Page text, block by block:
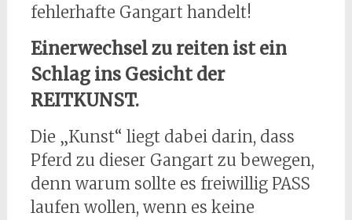
fehlerhafte Gangart handelt!
Einerwechsel zu reiten ist ein
Schlag ins Gesicht der
REITKUNST.
Die „Kunst“ liegt dabei darin, dass
Pferd zu dieser Gangart zu bewegen,
denn warum sollte es freiwillig PASS
laufen wollen, wenn es keine